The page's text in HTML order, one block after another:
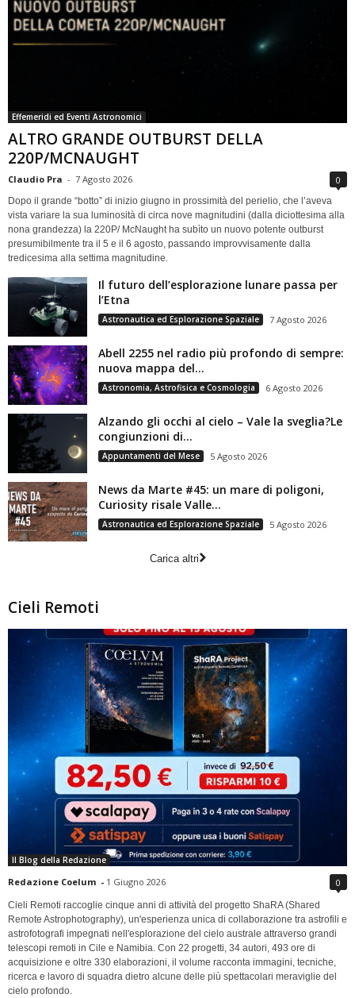
Effemeridi ed Eventi Astronomici
ALTRO GRANDE OUTBURST DELLA
220P/MCNAUGHT
Claudio Pra - 7 Agosto 2026 0
Dopo il grande “botto” di inizio giugno in prossimità del perielio, che l’aveva
vista variare la sua luminosità di circa nove magnitudini (dalla diciottesima alla
nona grandezza) la 220P/ McNaught ha subìto un nuovo potente outburst
presumibilmente tra il 5 e il 6 agosto, passando improvvisamente dalla
tredicesima alla settima magnitudine.
Il futuro dell’esplorazione lunare passa per
l’Etna
Astronautica ed Esplorazione Spaziale 7 Agosto 2026
Abell 2255 nel radio più profondo di sempre:
nuova mappa del...
Astronomia, Astrofisica e Cosmologia 6 Agosto 2026
Alzando gli occhi al cielo – Vale la sveglia?Le
congiunzioni di...
Appuntamenti del Mese 5 Agosto 2026
News da Marte #45: un mare di poligoni,
Curiosity risale Valle...
Astronautica ed Esplorazione Spaziale 5 Agosto 2026
Carica altri
Cieli Remoti
Il Blog della Redazione
Redazione Coelum - 1 Giugno 2026 0
Cieli Remoti raccoglie cinque anni di attività del progetto ShaRA (Shared
Remote Astrophotography), un'esperienza unica di collaborazione tra astrofili e
astrofotografi impegnati nell'esplorazione del cielo australe attraverso grandi
telescopi remoti in Cile e Namibia. Con 22 progetti, 34 autori, 493 ore di
acquisizione e oltre 330 elaborazioni, il volume racconta immagini, tecniche,
ricerca e lavoro di squadra dietro alcune delle più spettacolari meraviglie del
cielo profondo.